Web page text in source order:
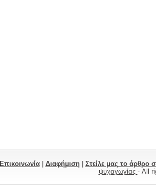
Επικοινωνία| Διαφήμιση| Στείλε μας το άρθρο
ψυχαγωγίας - All